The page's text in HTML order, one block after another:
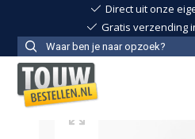
Direct uit onze
Gratis verzending